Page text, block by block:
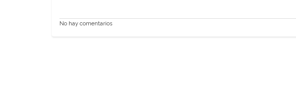
No hay comentarios